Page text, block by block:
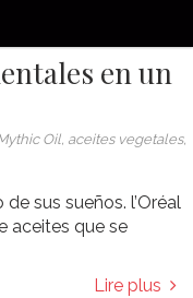
en un
Oil, aceites vegetales,
sus sueños. l’Oréal
aceites que se
Lire plus